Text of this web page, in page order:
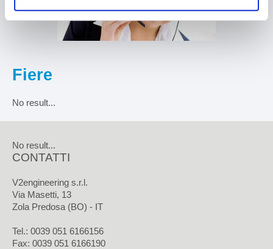
Fiere
No result...
No result...
CONTATTI
V2engineering s.r.l.
Via Masetti, 13
Zola Predosa (BO) - IT
Tel.: 0039 051 6166156
Fax: 0039 051 6166190